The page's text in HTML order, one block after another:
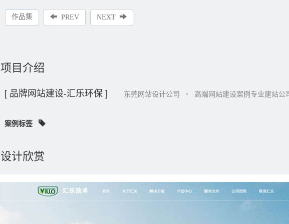
作品集 PREV NEXT
项目介绍
[ 品牌网站建设-汇乐环保 ] 东莞网站设计公司 • 高端网站建设案例专业建站公
案例标签
设计欣赏